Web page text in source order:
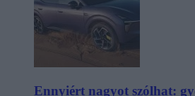
Ennyiért nagyot szólhat: